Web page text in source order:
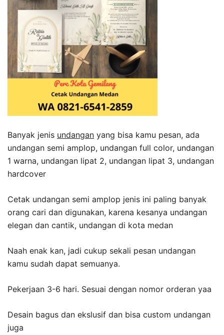
Banyak jenis undangan yang bisa kamu pesan, ada
undangan semi amplop, undangan full color, undangan
1 warna, undangan lipat 2, undangan lipat 3, undangan
hardcover
Cetak undangan semi amplop jenis ini paling banyak
orang cari dan digunakan, karena kesanya undangan
elegan dan cantik, undangan di kota medan
Naah enak kan, jadi cukup sekali pesan undangan
kamu sudah dapat semuanya.
Pekerjaan 3-6 hari. Sesuai dengan nomor orderan yaa
Desain bagus dan ekslusif dan bisa custom undangan
juga